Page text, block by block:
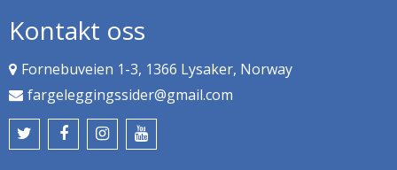
Kontakt oss
Fornebuveien 1-3, 1366 Lysaker, Norway
fargeleggingssider@gmail.com